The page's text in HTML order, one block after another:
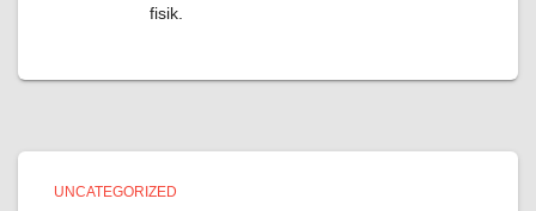
fisik.
UNCATEGORIZED